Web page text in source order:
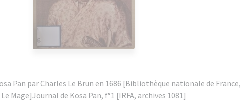
Pan par Charles Le Brun en 1686 [Bibliothèque nationale de France,
Mage]Journal de Kosa Pan, f°1 [IRFA, archives 1081]